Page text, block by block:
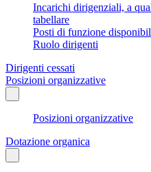
Incarichi dirigenziali, a
tabellare
Posti di funzione
Ruolo dirigenti
Dirigenti cessati
Posizioni organizzative
Posizioni organizzative
Dotazione organica